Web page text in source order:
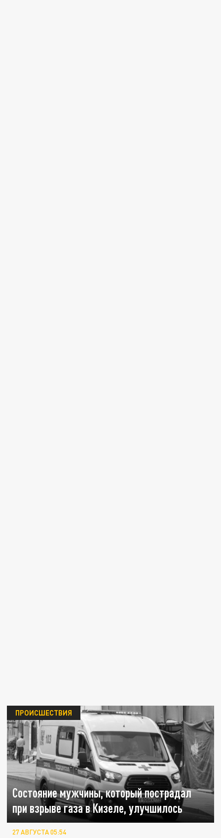
Состояние мужчины, который пострадал
при взрыве газа в Кизеле, улучшилось
ПРОИСШЕСТВИЯ
27 АВГУСТА 05:54